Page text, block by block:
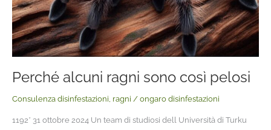
Perché alcuni ragni sono così pelosi
Consulenza disinfestazioni ragni / ongaro disinfestazioni
1192* 31 ottobre 2024 Un team di studiosi dell Università di Turku